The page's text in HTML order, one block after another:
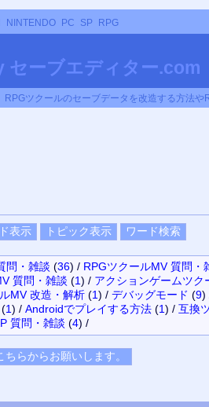
NINTENDO PC SP RPG
セーブエディター.com
RPGツクールのセーブデータを改造する方法や
問・雑談 (36) / RPGツクールMV 質問・
質問・雑談 (1) / アクションゲームツク
MV 改造・解析 (1) / デバッグモード (9)
(1) / Androidでプレイする方法 (1) / 互換
質問・雑談 (4) /